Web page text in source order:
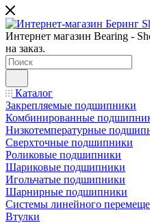
Интернет магазин Bearing -
на заказ.
Каталог
Закрепляемые подшипники
Комбинированные
Низкотемпературные
Сверхточные подшипники
Роликовые подшипники
Шариковые подшипники
Игольчатые подшипники
Шарнирные подшипники
Системы линейного
Втулки